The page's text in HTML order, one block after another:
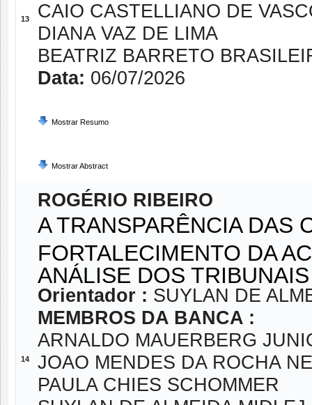
13
CAIO CASTELLIANO DE
DIANA VAZ DE LIMA
BEATRIZ BARRETO
Data: 06/07/2026
Mostrar Resumo
Mostrar Abstract
14
ROGÉRIO RIBEIRO
A TRANSPARÊNCIA DAS
FORTALECIMENTO DA
ANÁLISE DOS
Orientador : SUYLAN DE
MEMBROS DA BANCA :
ARNALDO MAUERBERG
JOAO MENDES DA ROCHA
PAULA CHIES SCHOMMER